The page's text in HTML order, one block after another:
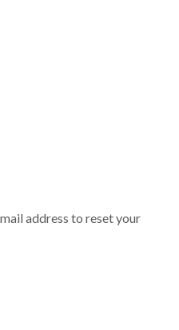
address to reset your